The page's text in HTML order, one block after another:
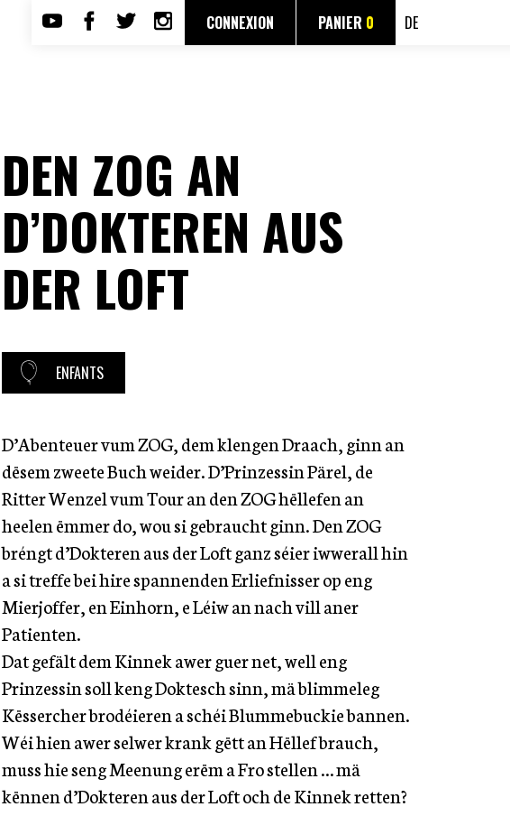
CONNEXION PANIER 0 DE
DEN ZOG AN
D’DOKTEREN AUS
DER LOFT
ENFANTS
D’Abenteuer vum ZOG, dem klengen Draach, ginn an
dësem zweete Buch weider. D’Prinzessin Pärel, de
Ritter Wenzel vum Tour an den ZOG hëllefen an
heelen ëmmer do, wou si gebraucht ginn. Den ZOG
bréngt d’Dokteren aus der Loft ganz séier iwwerall hin
a si treffe bei hire spannenden Erliefnisser op eng
Mierjoffer, en Einhorn, e Léiw an nach vill aner
Patienten.
Dat gefält dem Kinnek awer guer net, well eng
Prinzessin soll keng Doktesch sinn, mä blimmeleg
Këssercher brodéieren a schéi Blummebuckie bannen.
Wéi hien awer selwer krank gëtt an Hëllef brauch,
muss hie seng Meenung erëm a Fro stellen … mä
kënnen d’Dokteren aus der Loft och de Kinnek retten?